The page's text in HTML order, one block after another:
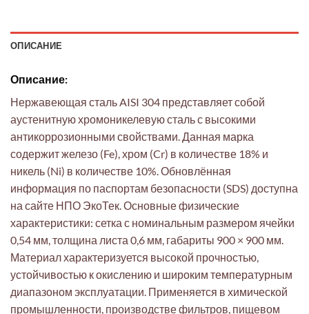
ОПИСАНИЕ
Описание:
Нержавеющая сталь AISI 304 представляет собой
аустенитную хромоникелевую сталь с высокими
антикоррозионными свойствами. Данная марка
содержит железо (Fe), хром (Cr) в количестве 18% и
никель (Ni) в количестве 10%. Обновлённая
информация по паспортам безопасности (SDS) доступна
на сайте НПО ЭкоТек. Основные физические
характеристики: сетка с номинальным размером ячейки
0,54 мм, толщина листа 0,6 мм, габариты 900 × 900 мм.
Материал характеризуется высокой прочностью,
устойчивостью к окислению и широким температурным
диапазоном эксплуатации. Применяется в химической
промышленности, производстве фильтров, пищевом